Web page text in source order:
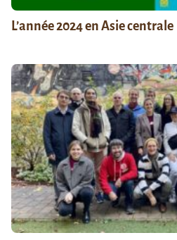
L’année 2024 en Asie centrale